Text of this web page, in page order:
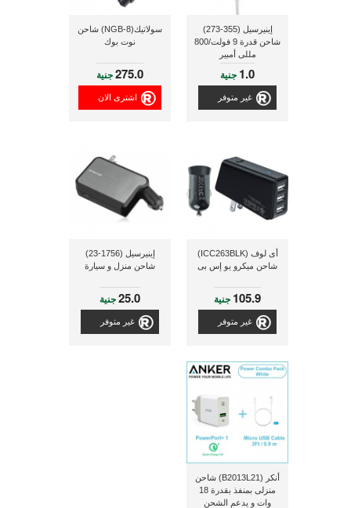
إينيرسيل (355-273)
شاحن قدرة 9 فولت/800
مللى أمبير
1.0 جنية
غير متوفر
سولاتيك(NGB-8) شاحن
نوت بوك
275.0جنية
اشترى الان
أى لوف (ICC263BLK)
شاحن ميكرو يو إس بى
105.9 جنية
غير متوفر
إينيرسيل (1756-23)
شاحن منزل و سيارة
25.0جنية
غير متوفر
أنكر (B2013L21) شاحن
منزلى بمنفذ بقدرة 18
وات و يدعم الشحن